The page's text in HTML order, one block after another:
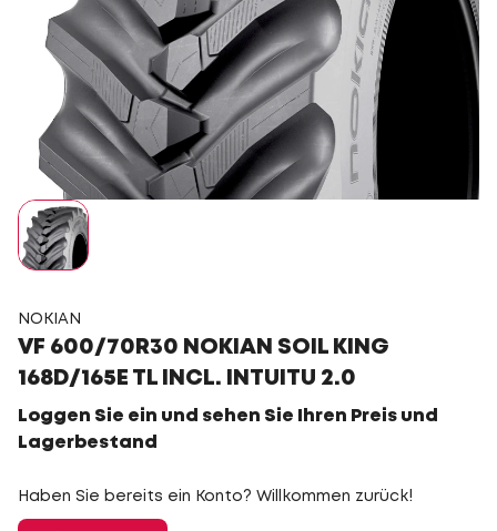
NOKIAN
VF 600/70R30 NOKIAN SOIL KING
168D/165E TL INCL. INTUITU 2.0
Loggen Sie ein und sehen Sie Ihren Preis und
Lagerbestand
Haben Sie bereits ein Konto? Willkommen zurück!